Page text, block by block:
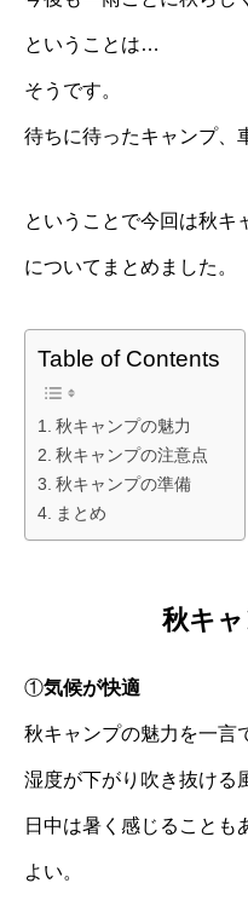
ということは…
そうです。
待ちに待ったキャンプ、
ということで今回は秋キ
についてまとめました。
Table of Contents
秋キャンプの魅力
秋キャンプの注意点
秋キャンプの準備
まとめ
秋キ
①気候が快適
秋キャンプの魅力を一言
湿度が下がり吹き抜ける
日中は暑く感じることも
よい。